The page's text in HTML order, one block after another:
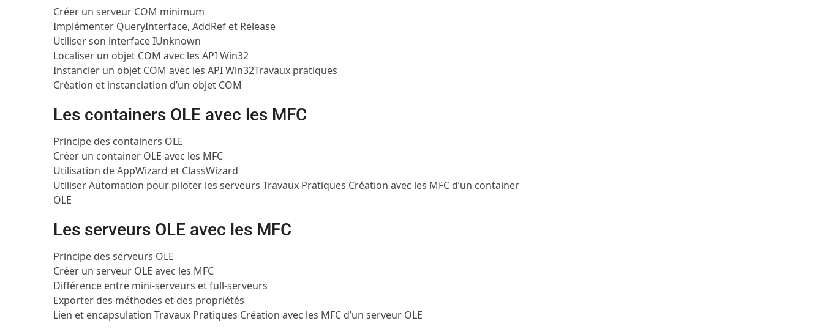
Créer un serveur COM minimum
Implémenter QueryInterface, AddRef et Release
Utiliser son interface IUnknown
Localiser un objet COM avec les API Win32
Instancier un objet COM avec les API Win32Travaux pratiques
Création et instanciation d’un objet COM
Les containers OLE avec les MFC
Principe des containers OLE
Créer un container OLE avec les MFC
Utilisation de AppWizard et ClassWizard
Utiliser Automation pour piloter les serveursTravaux Pratiques Création avec les MFC d’un container
OLE
Les serveurs OLE avec les MFC
Principe des serveurs OLE
Créer un serveur OLE avec les MFC
Différence entre mini-serveurs et full-serveurs
Exporter des méthodes et des propriétés
Lien et encapsulationTravaux Pratiques Création avec les MFC d’un serveur OLE